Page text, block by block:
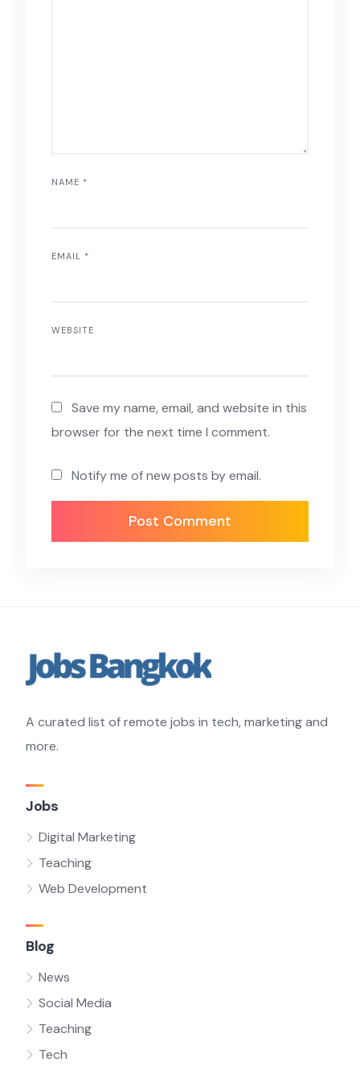
NAME *
EMAIL *
WEBSITE
Save my name, email, and website in this
browser for the next time I comment.
Notify me of new posts by email.
A curated list of remote jobs in tech, marketing and
more.
Jobs
Digital Marketing
Teaching
Web Development
Blog
News
Social Media
Teaching
Tech